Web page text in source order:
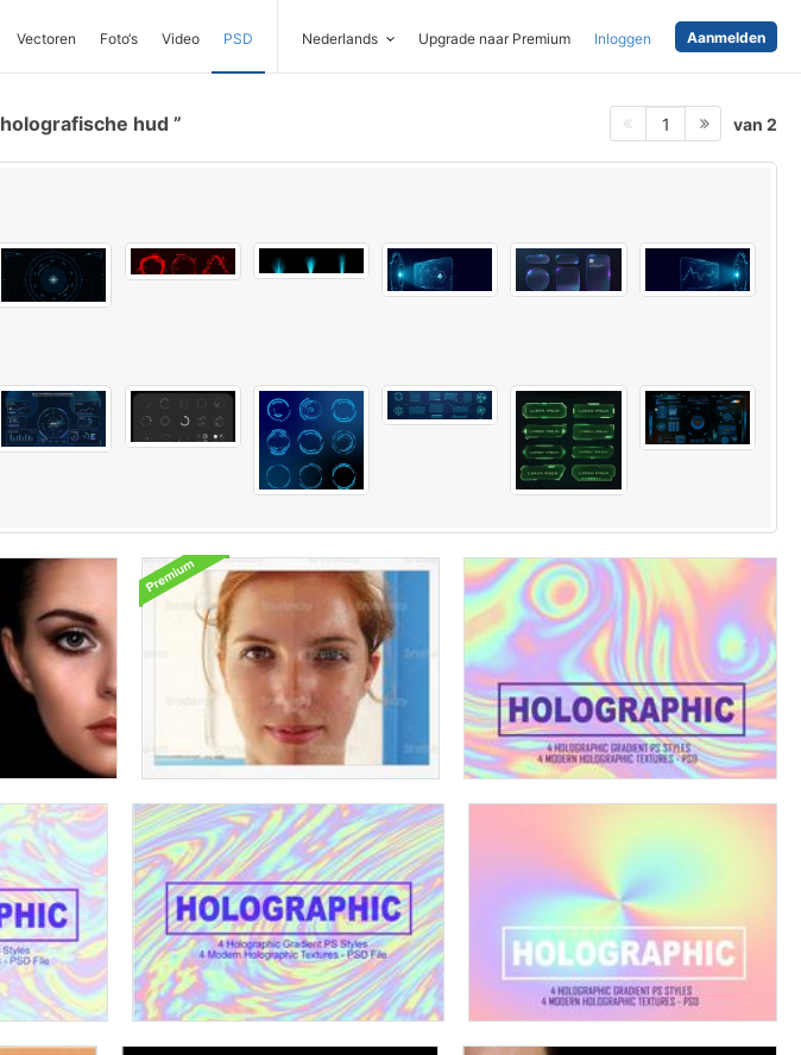
Vectoren Foto‘s Video PSD Nederlands Upgrade naar Premium Inloggen Aanmelden
holografische hud 1 van 2